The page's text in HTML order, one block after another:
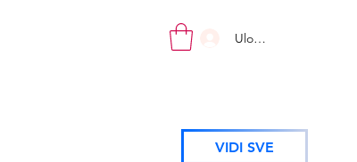
Uloguj se
VIDI SVE